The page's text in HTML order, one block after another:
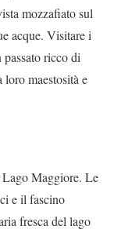
mozzafiato sul
acque. Visitare i
ricco di
maestosità e
Maggiore. Le
e il fascino
fresca del lago